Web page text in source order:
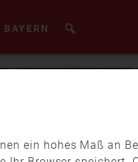
BAYERN
ein hohes Maß an